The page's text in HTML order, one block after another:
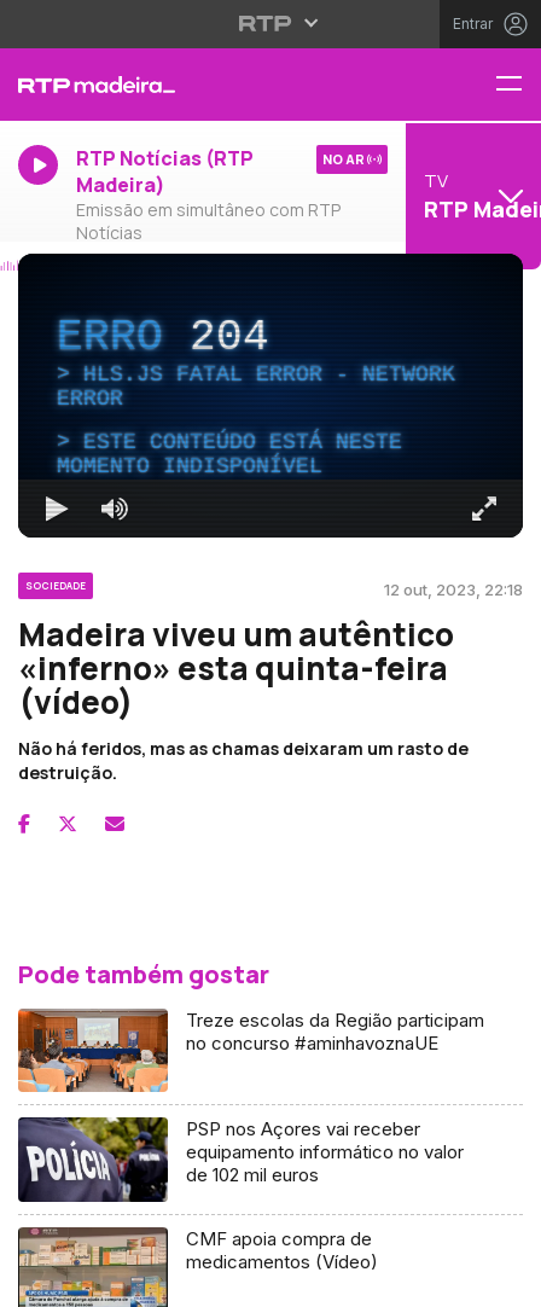
Entrar
RTP Notícias (RTP
Madeira)
Emissão em simultâneo com RTP
Notícias
NO AR
TV
RTP
ERRO204
HLS.JS FATAL ERROR - NETWORK
ERROR
ESTE CONTEÚDO ESTÁ NESTE
MOMENTO INDISPONÍVEL
SOCIEDADE 12 out, 2023, 22:18
Madeira viveu um autêntico
«inferno» esta quinta-feira
(vídeo)
Não há feridos, mas as chamas deixaram um rasto de
destruição.
Pode também gostar
Treze escolas da Região participam
no concurso #aminhavoznaUE
PSP nos Açores vai receber
equipamento informático no valor
de 102 mil euros
CMF apoia compra de
medicamentos (Vídeo)